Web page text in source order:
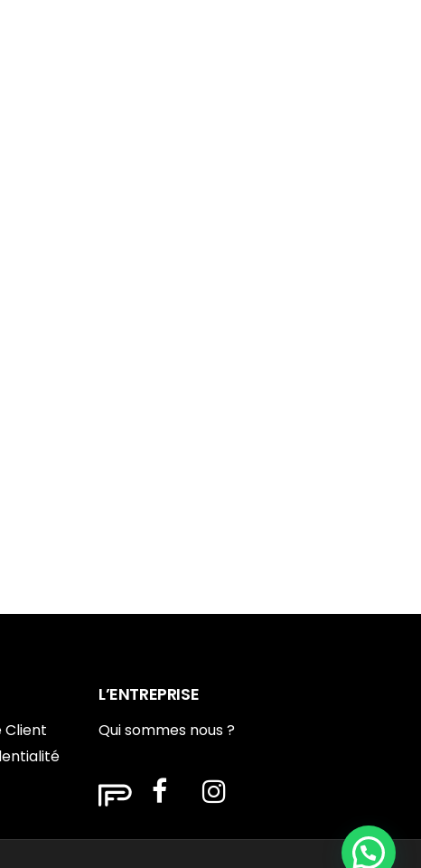
L’ENTREPRISE
Qui sommes nous ?